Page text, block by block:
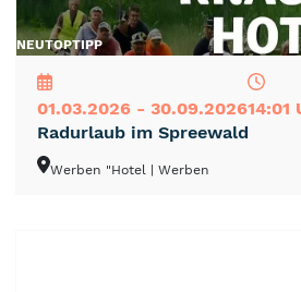
NEUTOPTIPP
01.03.2026 - 30.09.202614:01
Radurlaub im Spreewald
Werben "Hotel | Werben